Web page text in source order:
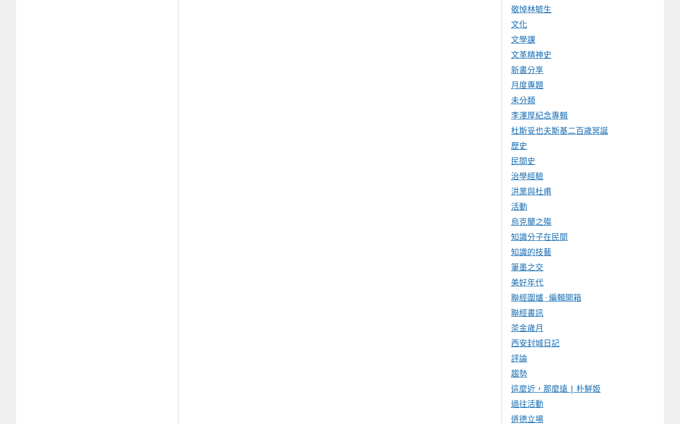
敬悼林毓生
文化
文學課
文革精神史
新書分享
月度專題
未分類
李澤厚紀念專輯
杜斯妥也夫斯基二百歲冥誕
歷史
民間史
治學經驗
洪業與杜甫
活動
烏克蘭之殤
知識分子在民間
知識的技藝
筆墨之交
美好年代
聯經圍爐 · 編輯開箱
聯經書訊
茶金歲月
西安封城日記
評論
趨勢
這麼近，那麼遠 | 朴鮮姬
過往活動
道德立場